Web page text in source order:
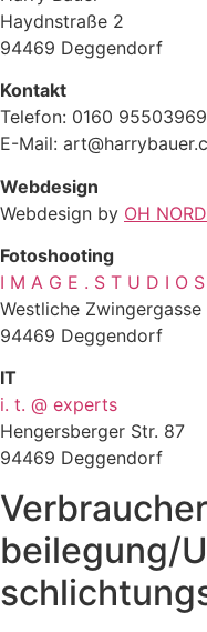
Haydnstraße 2
94469 Deggendorf
Kontakt
Telefon: 0160 95503969
E-Mail:
Webdesign
Webdesign by OH
Fotoshooting
I M A G E . S T U D I O S
Westliche Zwingergasse
94469 Deggendorf
IT
i. t. @ experts
Hengersberger Str. 87
94469 Deggendorf
beilegung/